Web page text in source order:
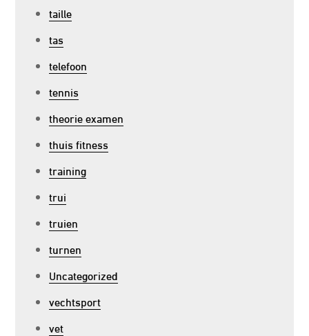
taille
tas
telefoon
tennis
theorie examen
thuis fitness
training
trui
truien
turnen
Uncategorized
vechtsport
vet